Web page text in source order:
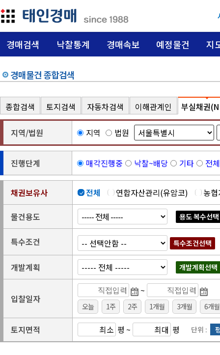
경매검색 낙찰통계 경매속보 예정물건 지
경매물건 종합검색
종합검색 토지검색 자동차검색 이해관계인 부실채권
지역/법원 지역 법원
진행단계 매각진행중 낙찰~배당 기타 전체
채권보유사 전체 연합자산관리(유암코) 농
물건용도 용도 복수선택
특수조건 특수조건선택
개발계획 개발계획선택
입찰일자
~
오늘 1주 2주 1개월 3개월 6개월
토지면적 평 ~ 평 단위 :